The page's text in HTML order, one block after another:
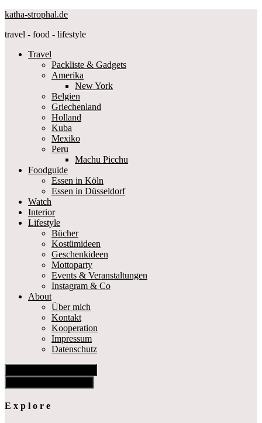
katha-strophal.de
travel - food - lifestyle
Travel
Packliste & Gadgets
Amerika
New York
Belgien
Griechenland
Holland
Kuba
Mexiko
Peru
Machu Picchu
Foodguide
Essen in Köln
Essen in Düsseldorf
Watch
Interior
Lifestyle
Bücher
Kostümideen
Geschenkideen
Mottoparty
Events & Veranstaltungen
Instagram & Co
About
Über mich
Kontakt
Kooperation
Impressum
Datenschutz
E x p l o r e